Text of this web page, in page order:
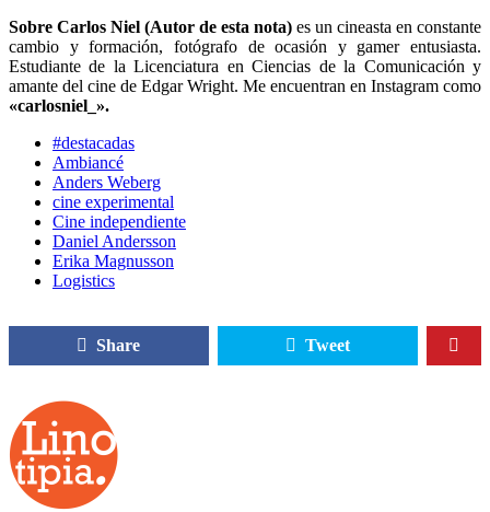
Sobre Carlos Niel (Autor de esta nota) es un cineasta en constante
cambio y formación, fotógrafo de ocasión y gamer entusiasta.
Estudiante de la Licenciatura en Ciencias de la Comunicación y
amante del cine de Edgar Wright. Me encuentran en Instagram como
«carlosniel_».
#destacadas
Ambiancé
Anders Weberg
cine experimental
Cine independiente
Daniel Andersson
Erika Magnusson
Logistics
Share Tweet